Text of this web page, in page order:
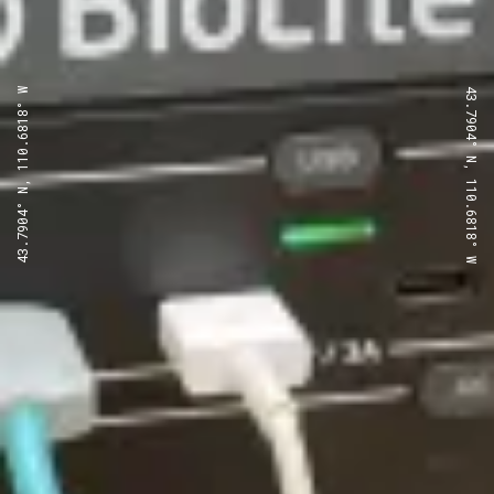
43.7904° N, 110.6818° W 43.7904° N, 110.6818° W